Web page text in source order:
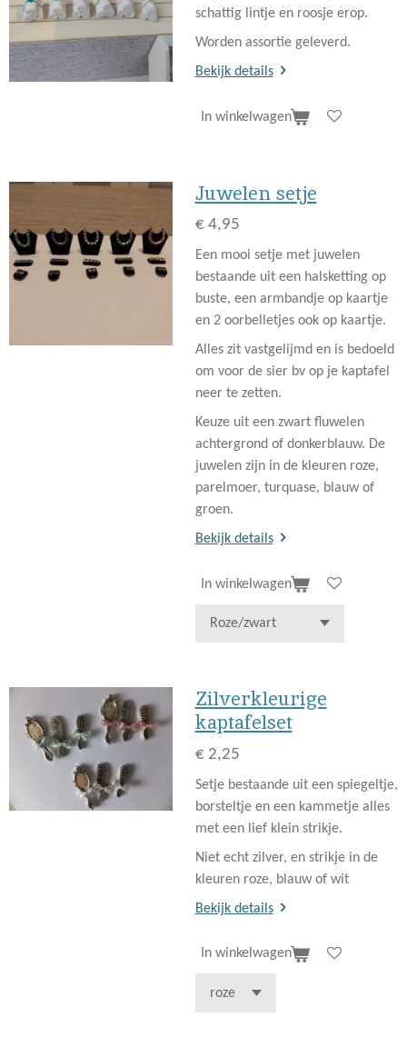
schattig lintje en roosje erop.
Worden assortie geleverd.
Bekijk details
In winkelwagen
Juwelen setje
€ 4,95
Een mooi setje met juwelen
bestaande uit een halsketting op
buste, een armbandje op kaartje
en 2 oorbelletjes ook op kaartje.
Alles zit vastgelijmd en is bedoeld
om voor de sier bv op je kaptafel
neer te zetten.
Keuze uit een zwart fluwelen
achtergrond of donkerblauw. De
juwelen zijn in de kleuren roze,
parelmoer, turquase, blauw of
groen.
Bekijk details
In winkelwagen
Zilverkleurige
kaptafelset
€ 2,25
Setje bestaande uit een spiegeltje,
borsteltje en een kammetje alles
met een lief klein strikje.
Niet echt zilver, en strikje in de
kleuren roze, blauw of wit
Bekijk details
In winkelwagen